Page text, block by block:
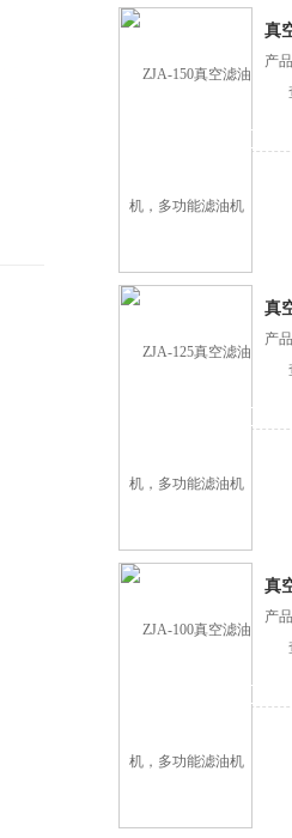
真
产
真
产
真
产